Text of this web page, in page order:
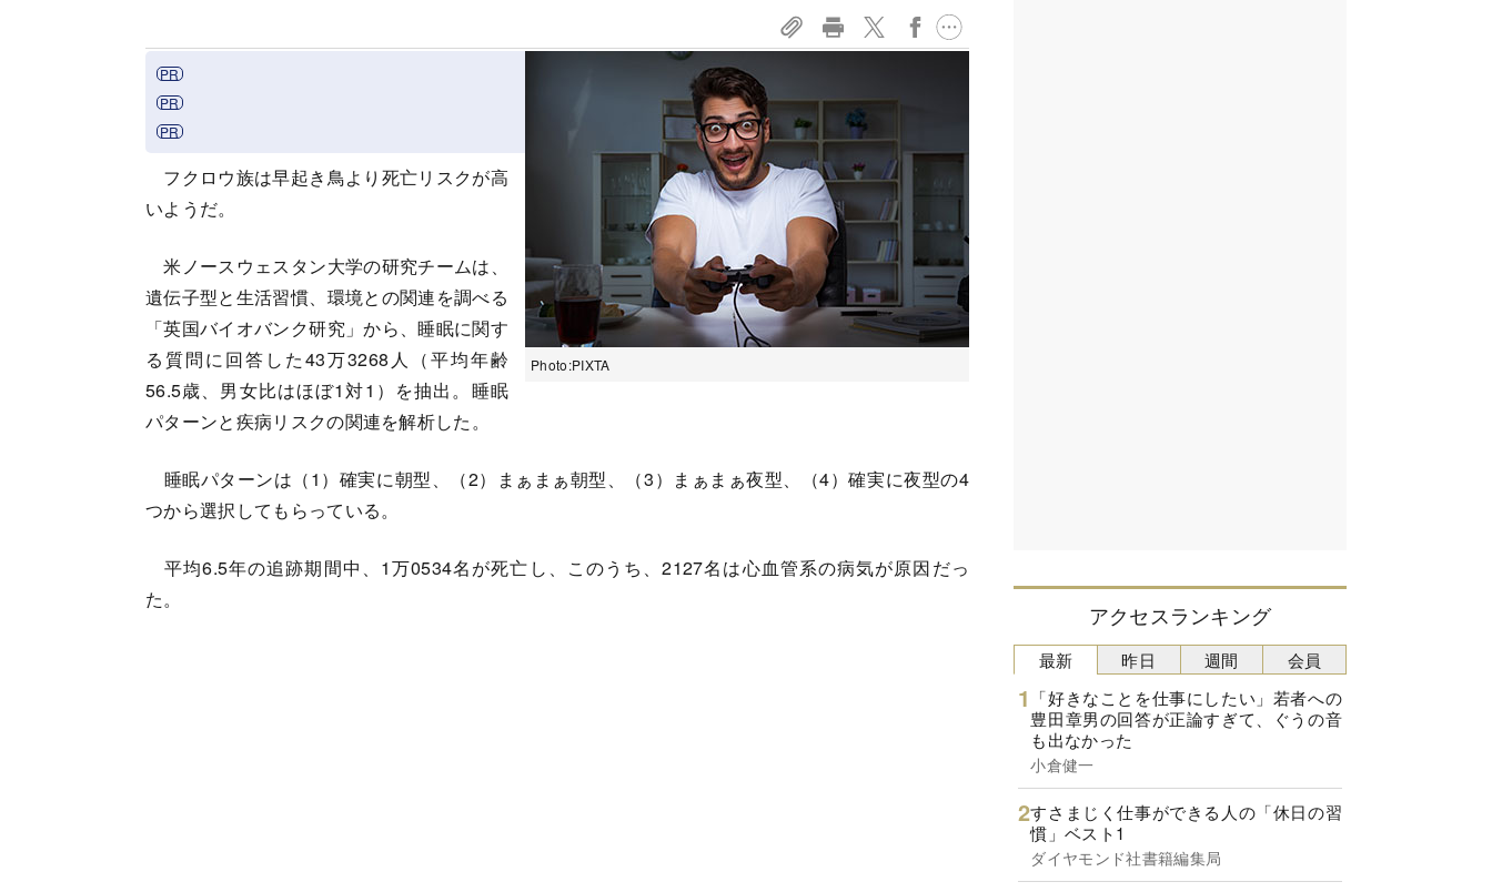
Photo:PIXTA
フクロウ族は早起き鳥より死亡リスクが高
いようだ。
米ノースウェスタン大学の研究チームは、
遺伝子型と生活習慣、環境との関連を調べる
「英国バイオバンク研究」から、睡眠に関す
る質問に回答した43万3268人（平均年齢
56.5歳、男女比はほぼ1対1）を抽出。睡眠
パターンと疾病リスクの関連を解析した。
睡眠パターンは（1）確実に朝型、（2）まぁまぁ朝型、（3）まぁまぁ夜型、（4）確実に夜型の4
つから選択してもらっている。
平均6.5年の追跡期間中、1万0534名が死亡し、このうち、2127名は心血管系の病気が原因だっ
た。
アクセスランキング
最新
「好きなことを仕事にしたい」若者への
豊田章男の回答が正論すぎて、ぐうの音
も出なかった
小倉健一
すさまじく仕事ができる人の「休日の習
慣」ベスト1
ダイヤモンド社書籍編集局
昨日 週間 会員